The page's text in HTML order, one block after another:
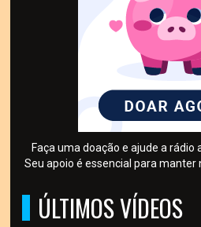
Faça uma doação e ajude a
Seu apoio é essencial para manter
ÚLTIMOS VÍDEOS